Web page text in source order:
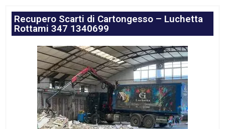
Recupero Scarti di Cartongesso – Luchetta
Rottami 347 1340699